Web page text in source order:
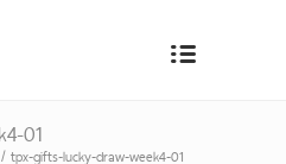
01
/ tpx-gifts-lucky-draw-week4-01